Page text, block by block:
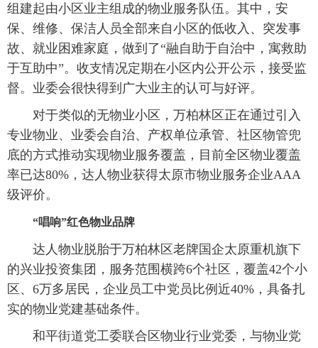
组建起由小区业主组成的物业服务队伍。其中，安
保、维修、保洁人员全部来自小区的低收入、突发事
故、就业困难家庭，做到了“融自助于自治中，寓救助
于互助中”。收支情况定期在小区内公开公示，接受监
督。业委会很快得到广大业主的认可与好评。
对于类似的无物业小区，万柏林区正在通过引入
专业物业、业委会自治、产权单位承管、社区物管兜
底的方式推动实现物业服务覆盖，目前全区物业覆盖
率已达80%，达人物业获得太原市物业服务企业AAA
级评价。
“唱响”红色物业品牌
达人物业脱胎于万柏林区老牌国企太原重机旗下
的兴业投资集团，服务范围横跨6个社区，覆盖42个小
区、6万多居民，企业员工中党员比例近40%，具备扎
实的物业党建基础条件。
和平街道党工委联合区物业行业党委，与物业党